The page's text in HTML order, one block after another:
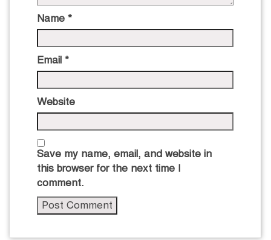
Name *
Email *
Website
Save my name, email, and website in
this browser for the next time I
comment.